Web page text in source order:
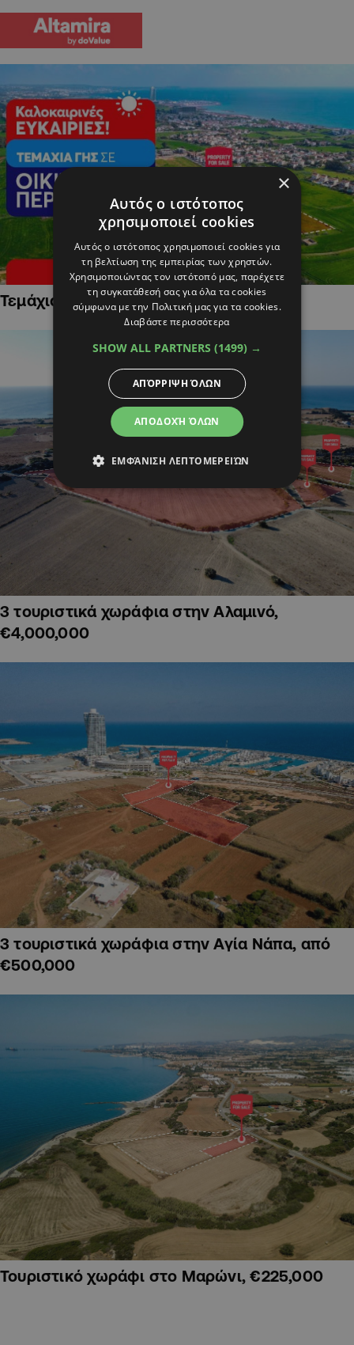
Τεμάχια Γης σε Οικιστικές Περιοχές
3 τουριστικά χωράφια στην Αλαμινό,
€4,000,000
3 τουριστικά χωράφια στην Αγία Νάπα, από
€500,000
Τουριστικό χωράφι στο Μαρώνι, €225,000
×
Αυτός ο ιστότοπος
χρησιμοποιεί cookies
Αυτός ο ιστότοπος χρησιμοποιεί cookies για
τη βελτίωση της εμπειρίας των χρηστών.
Χρησιμοποιώντας τον ιστότοπό μας, παρέχετε
τη συγκατάθεσή σας για όλα τα cookies
σύμφωνα με την Πολιτική μας για τα cookies.
Διαβάστε περισσότερα
SHOW ALL PARTNERS (1499) →
ΑΠΟΔΟΧΉ ΌΛΩΝ
ΑΠΌΡΡΙΨΗ ΌΛΩΝ
ΕΜΦΆΝΙΣΗ ΛΕΠΤΟΜΕΡΕΙΏΝ